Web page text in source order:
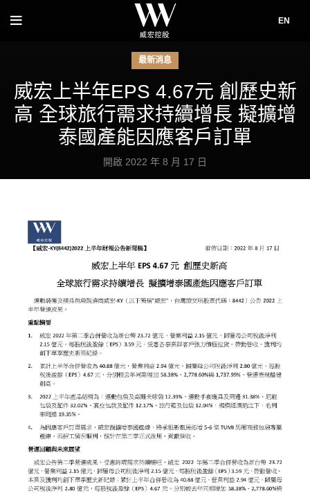
EN
最新消息
威宏上半年EPS 4.67元 創歷史新
高 全球旅行需求持續增長 擬擴增
泰國產能因應客戶訂單
開啟 2022 年 8 月 17 日